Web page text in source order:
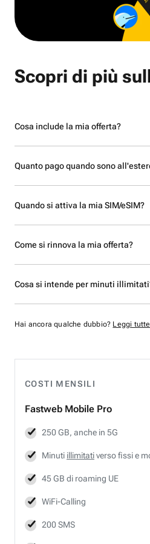
COSTI MENSILI
Fastweb Mobile Pro
250 GB, anche in 5G
Minuti illimitativerso fissi e
45 GB di roaming UE
WiFi-Calling
200 SMS
Scopri di più
Cosa include la mia offerta?
Quanto pago quando sono
Quando si attiva la mia SIM/eSIM?
Come si rinnova la mia offerta?
Cosa si intende per minuti
Hai ancora qualche dubbio? Leggi